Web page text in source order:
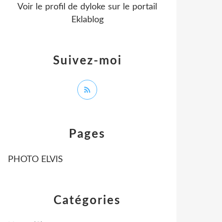
Catégories
Pages
PHOTO ELVIS
Suivez-moi
Voir le profil de dyloke sur le portail
Eklablog